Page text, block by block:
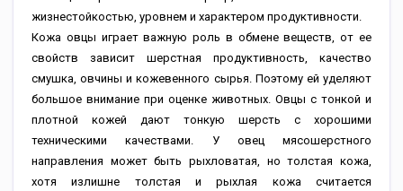
жизнестойкостью, уровнем и характером продуктивности.
Кожа овцы играет важную роль в обмене веществ, от ее
свойств зависит шерстная продуктивность, качество
смушка, овчины и кожевенного сырья. Поэтому ей уделяют
большое внимание при оценке животных. Овцы с тонкой и
плотной кожей дают тонкую шерсть с хорошими
техническими качествами. У овец мясошерстного
направления может быть рыхловатая, но толстая кожа,
хотя излишне толстая и рыхлая кожа считается